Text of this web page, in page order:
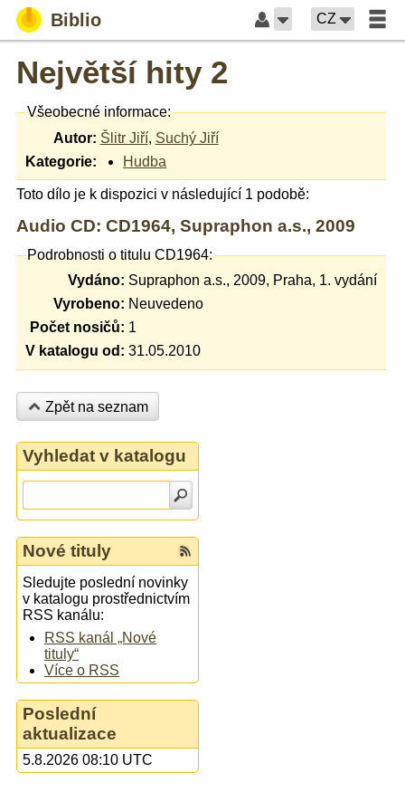
Biblio CZ
Největší hity 2
Všeobecné informace:
Autor: Šlitr Jiří, Suchý Jiří
Kategorie:
Hudba
Toto dílo je k dispozici v následující 1 podobě:
Audio CD: CD1964, Supraphon a.s., 2009
Podrobnosti o titulu CD1964:
Vydáno: Supraphon a.s., 2009, Praha, 1. vydání
Vyrobeno: Neuvedeno
Počet nosičů: 1
V katalogu od: 31.05.2010
Zpět na seznam
Vyhledat v katalogu
Nové tituly
Sledujte poslední novinky
v katalogu prostřednictvím
RSS kanálu:
RSS kanál „Nové
tituly“
Více o RSS
Poslední
aktualizace
5.8.2026 08:10 UTC